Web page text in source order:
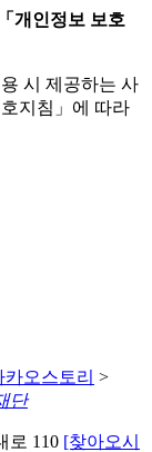
「개인정보 보호
시 제공하는 사
지침」에 따라
카오스토리 >
단
로 110 [찾아오시